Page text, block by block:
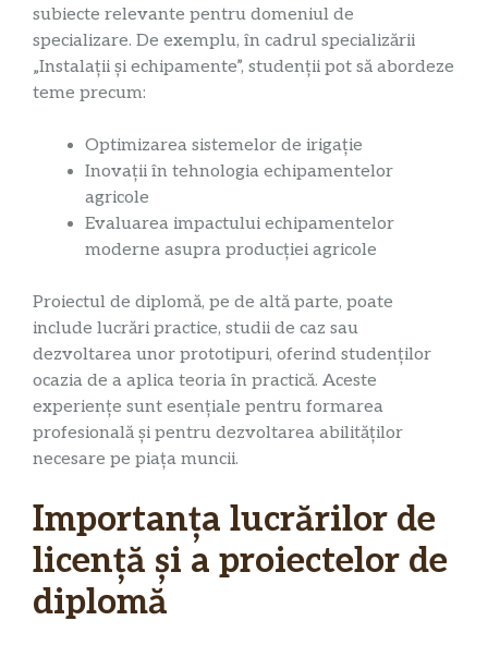
subiecte relevante pentru domeniul de
specializare. De exemplu, în cadrul specializării
„Instalații și echipamente”, studenții pot să abordeze
teme precum:
Optimizarea sistemelor de irigație
Inovații în tehnologia echipamentelor
agricole
Evaluarea impactului echipamentelor
moderne asupra producției agricole
Proiectul de diplomă, pe de altă parte, poate
include lucrări practice, studii de caz sau
dezvoltarea unor prototipuri, oferind studenților
ocazia de a aplica teoria în practică. Aceste
experiențe sunt esențiale pentru formarea
profesională și pentru dezvoltarea abilităților
necesare pe piața muncii.
Importanța lucrărilor de
licență și a proiectelor de
diplomă